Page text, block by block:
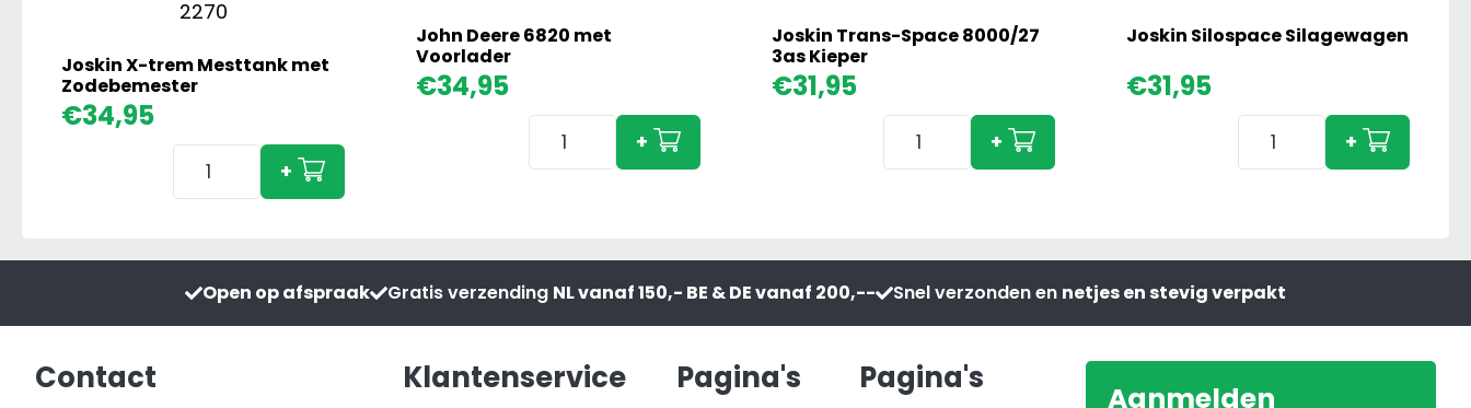
Joskin X-trem Mesttank met
Zodebemester
€34,95
Joskin
Zodebemester
aantal
+
John Deere 6820 met
Voorlader
€34,95
John
Deere
+
Joskin Trans-Space 8000/27
3as Kieper
€31,95
Joskin
Trans-
aantal
+
Joskin Silospace Silagewagen
€31,95
Joskin
Silospace
+
Open op afspraak Gratis verzending NL vanaf 150,- BE & DE vanaf 200,-- Snel verzonden en netjes en stevig verpakt
Contact Klantenservice Pagina's Pagina's
Aanmelden